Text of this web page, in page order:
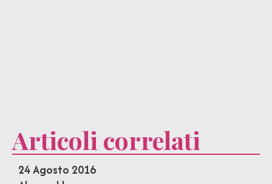
Articoli correlati
24 Agosto 2016